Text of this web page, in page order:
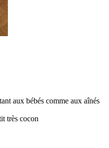
aux bébés comme aux aînés
très cocon